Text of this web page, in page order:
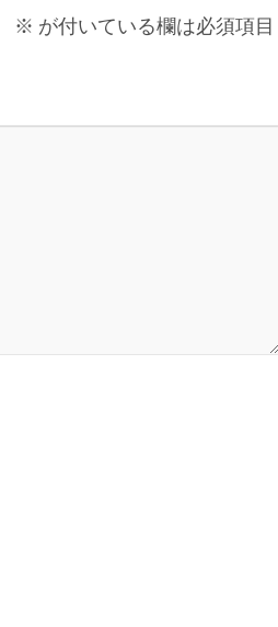
※ が付いている欄は必須項目